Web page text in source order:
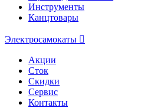
Инструменты
Канцтовары
Электросамокаты
Акции
Сток
Скидки
Сервис
Контакты